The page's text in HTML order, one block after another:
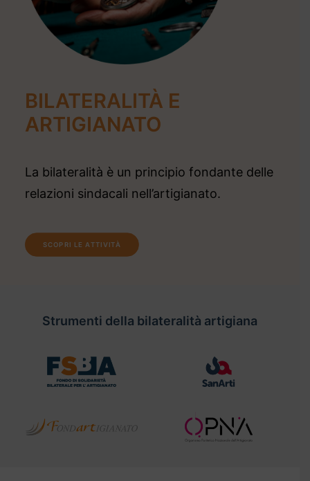
MODULISTICA
DOCUMENTI
FACEBOOK
LINKEDIN
Ricerca
BILATERALITÀ E
ARTIGIANATO
La bilateralità è un principio fondante delle
relazioni sindacali nell’artigianato.
SCOPRI LE ATTIVITÀ
Strumenti della bilateralità artigiana